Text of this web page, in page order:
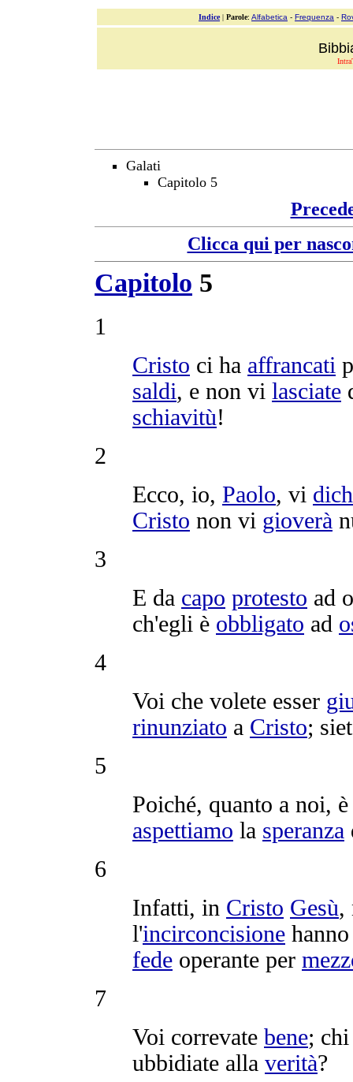
Indice| Parole: Alfabetica - Frequenza -
Galati
Capitolo 5
Clicca qui per
Capitolo 5
1
Cristo ci ha affrancati
saldi, e non vi lasciate
schiavitù!
2
Ecco, io, Paolo, vi
Cristo non vi gioverà
3
E da capo protesto ad
ch'egli è obbligato ad
4
Voi che volete esser
rinunziato a Cristo;
5
Poiché, quanto a noi,
aspettiamo la speranza
6
Infatti, in Cristo Gesù,
l'incirconcisione
fede operante per
7
Voi correvate bene;
ubbidiate alla verità?